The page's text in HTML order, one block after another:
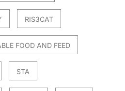
RIS3CAT
FOOD AND FEED
STA